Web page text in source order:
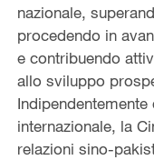
nazionale,
procedendo in
e contribuendo
allo sviluppo
internazionale, la
relazioni sino-